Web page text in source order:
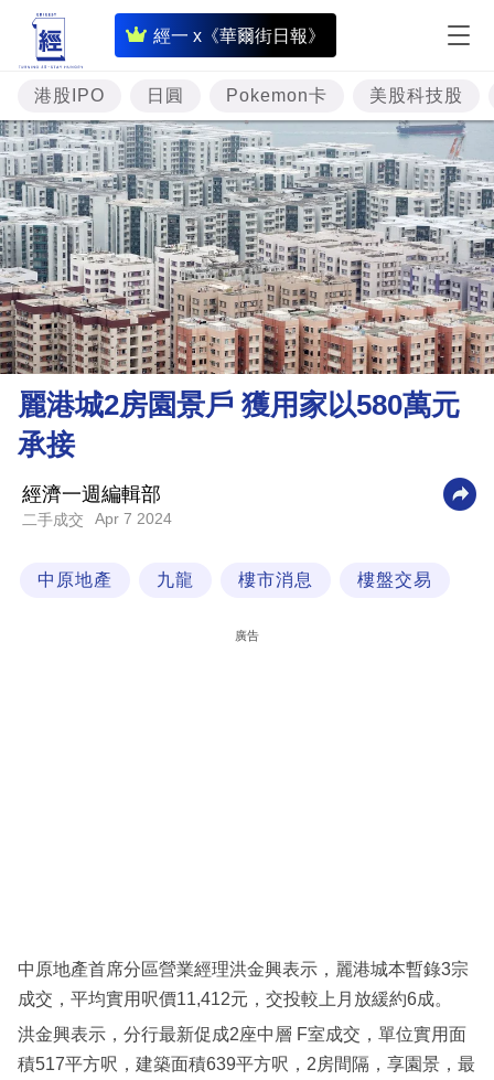
經一 x《華爾街日報》
即
時
財
經
專
題
投
資
樓
市
理
財
業
科
區
港股IPO 日圓 Pokemon卡 美股科技股
麗港城2房園景戶 獲用家以580萬元
承接
經濟一週編輯部
二手成交 Apr 7 2024
中原地產 九龍 樓市消息 樓盤交易
廣告
中原地產首席分區營業經理洪金興表示，麗港城本暫錄3宗
成交，平均實用呎價11,412元，交投較上月放緩約6成。
洪金興表示，分行最新促成2座中層 F室成交，單位實用面
積517平方呎，建築面積639平方呎，2房間隔，享園景，最